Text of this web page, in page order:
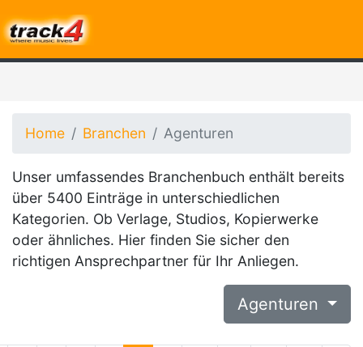
Home Branchen Agenturen
Unser umfassendes Branchenbuch enthält bereits
über 5400 Einträge in unterschiedlichen
Kategorien. Ob Verlage, Studios, Kopierwerke
oder ähnliches. Hier finden Sie sicher den
richtigen Ansprechpartner für Ihr Anliegen.
Agenturen